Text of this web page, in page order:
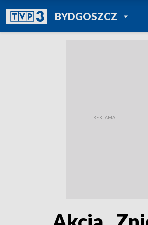
BYDGOSZCZPOWRÓT DO
TVP REGIONY